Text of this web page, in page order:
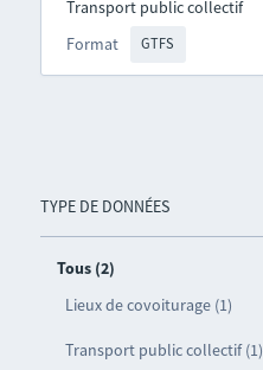
TYPE DE DONNÉES
Tous (2)
Lieux de covoiturage (1)
Transport public collectif (1)
Format GTFS
Transport public collectif